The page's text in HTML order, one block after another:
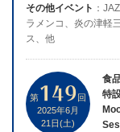
その他イベント ：
ラメンコ、炎の津軽
ス、他
第149回
2025年6月
21日(土)
食
特